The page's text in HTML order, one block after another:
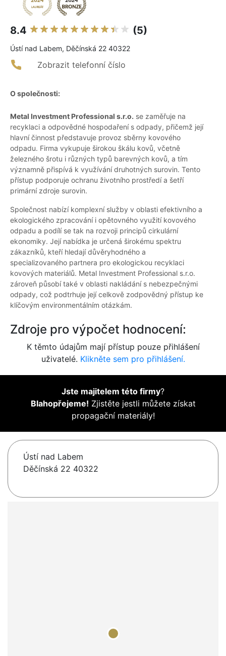
8.4 (5)
Ústí nad Labem, Děčínská 22 40322
Zobrazit telefonní číslo
O společnosti:
Metal Investment Professional s.r.o. se zaměřuje na
recyklaci a odpovědné hospodaření s odpady, přičemž její
hlavní činnost představuje provoz sběrny kovového
odpadu. Firma vykupuje širokou škálu kovů, včetně
železného šrotu i různých typů barevných kovů, a tím
významně přispívá k využívání druhotných surovin. Tento
přístup podporuje ochranu životního prostředí a šetří
primární zdroje surovin.
Společnost nabízí komplexní služby v oblasti efektivního a
ekologického zpracování i opětovného využití kovového
odpadu a podílí se tak na rozvoji principů cirkulární
ekonomiky. Její nabídka je určená širokému spektru
zákazníků, kteří hledají důvěryhodného a
specializovaného partnera pro ekologickou recyklaci
kovových materiálů. Metal Investment Professional s.r.o.
zároveň působí také v oblasti nakládání s nebezpečnými
odpady, což podtrhuje její celkově zodpovědný přístup ke
klíčovým environmentálním otázkám.
Zdroje pro výpočet hodnocení:
K těmto údajům mají přístup pouze přihlášení
uživatelé. Klikněte sem pro přihlášení.
Jste majitelem této firmy?
Blahopřejeme! Zjistěte jestli můžete získat
propagační materiály!
Ústí nad Labem
Děčínská 22 40322